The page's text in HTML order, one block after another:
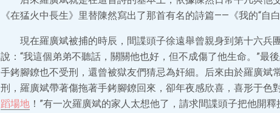
《在猛火中長生》里替陳然寫出了那首有名的詩篇——《我的“自白
現在羅廣斌被捕的時辰，間諜頭子徐遠舉曾親身到第十六兵
說：“我這個弟弟不聽話，關關他也好，但不成傷了他生命。”最
手銬腳鐐也不受刑，還曾被獄友們猜忌為奸細。后來由於羅廣斌
刑，羅廣斌帶著傷拖著手銬腳鐐回來，卻年夜感欣喜，喜形于色
蹈場地 ！”有一次羅廣斌的家人太想他了，請求間諜頭子把他開釋